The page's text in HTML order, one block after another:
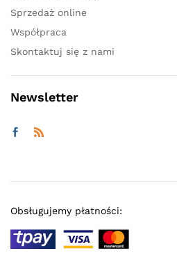
Sprzedaż online
Współpraca
Skontaktuj się z nami
Newsletter
Obsługujemy płatności: